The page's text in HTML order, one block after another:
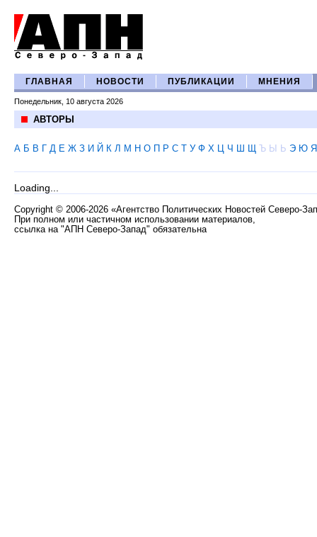
ГЛАВНАЯ НОВОСТИ ПУБЛИКАЦИИ МНЕНИЯ
Понедельник, 10 августа 2026
АВТОРЫ
А Б В Г Д Е Ж З И Й К Л М Н О П Р С Т У Ф Х Ц Ч Ш Щ Ъ Ы Ь Э Ю Я
Loading...
Copyright © 2006-2026 «Агентство Политических Новостей Северо-
При полном или частичном использовании материалов,
ссылка на "АПН Северо-Запад" обязательна